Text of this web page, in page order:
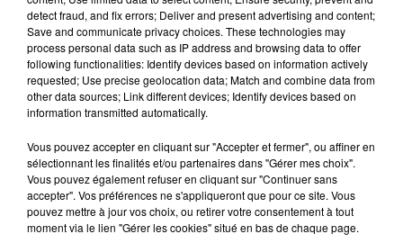
6 août 2026
Les dernières infos sur la venue du
pape à Metz en septembre
Europa-Park : des précisons sur
l’après Euro-Mir
detect fraud, and fix errors; Deliver and present advertising and content;
Save and communicate privacy choices. These technologies may
process personal data such as IP address and browsing data to offer
following functionalities: Identify devices based on information actively
requested; Use precise geolocation data; Match and combine data from
other data sources; Link different devices; Identify devices based on
information transmitted automatically.
Vous pouvez accepter en cliquant sur "Accepter et fermer", ou affiner en
sélectionnant les finalités et/ou partenaires dans "Gérer mes choix".
Vous pouvez également refuser en cliquant sur "Continuer sans
accepter". Vos préférences ne s'appliqueront que pour ce site. Vous
pouvez mettre à jour vos choix, ou retirer votre consentement à tout
moment via le lien "Gérer les cookies" situé en bas de chaque page.